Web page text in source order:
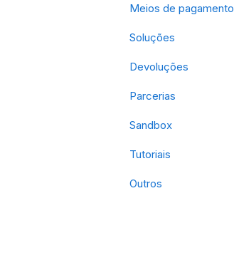
Meios de pagamento
Soluções
Devoluções
Parcerias
Sandbox
Tutoriais
Outros